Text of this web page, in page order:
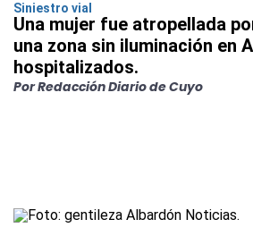
Siniestro vial
Una mujer fue atropellada
una zona sin iluminación en
hospitalizados.
Por Redacción Diario de Cuyo